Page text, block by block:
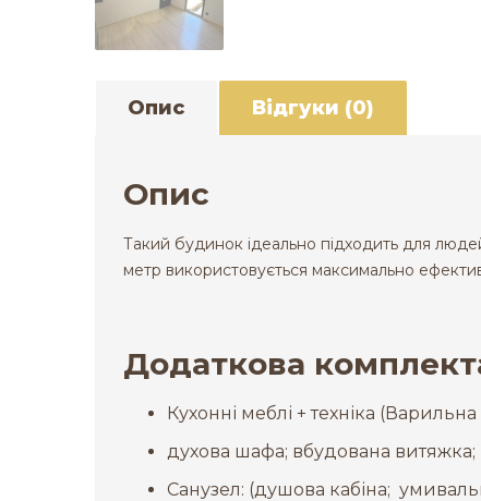
Опис Відгуки (0)
Опис
Такий будинок ідеально підходить для
метр використовується максимально
Додаткова
Кухонні меблі + техніка
духова шафа; вбудована
Санузел: (душова кабіна;